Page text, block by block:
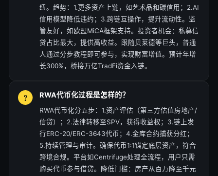
纽。趋势：1.更多资产上链，如艺术品和碳信用；2.AI
信用模型降低违约；3.跨链互操作，提升流动性。监
管友好，如欧盟MiCA框架支持。投资者机会：私募信
贷占比最大，提供高收益。跟随贝莱德等巨头，普通
人通过分步教程即可参与，实现财富增值。预计年增
长300%，桥接万亿TradFi资金入链。
RWA代币化过程是怎样的？
RWA代币化分五步：1.资产评估（第三方估值房地产/
信贷）；2.法律转移至SPV，获得收益权；3.链上发
行ERC-20/ERC-3643代币；4.金库合约捕获分红；
5.持续管理与审计。确保代币1:1锚定底层资产，符合
跨境合规。平台如Centrifuge处理全流程，用户只需
购买代币参与借贷。降低门槛：房产从百万降至千元